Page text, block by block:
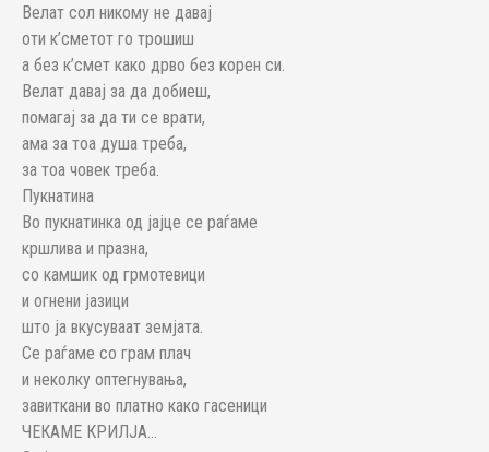
Велат сол никому не давај
оти к’сметот го трошиш
а без к’смет како дрво без корен си.
Велат давај за да добиеш,
помагај за да ти се врати,
ама за тоа душа треба,
за тоа човек треба.
Пукнатина
Во пукнатинка од јајце се раѓаме
кршлива и празна,
со камшик од грмотевици
и огнени јазици
што ја вкусуваат земјата.
Се раѓаме со грам плач
и неколку оптегнувања,
завиткани во платно како гасеници
ЧЕКАМЕ КРИЛЈА…